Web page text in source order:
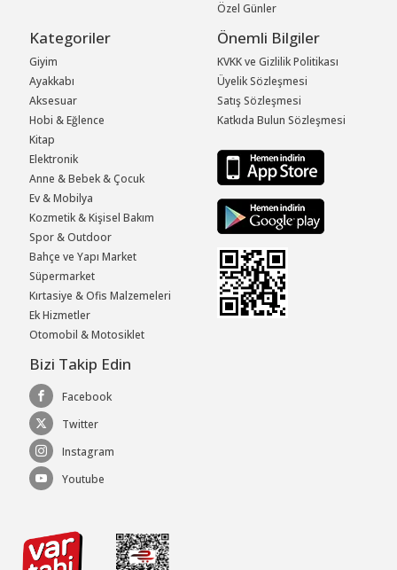
Özel Günler
Kategoriler
Giyim
Ayakkabı
Aksesuar
Hobi & Eğlence
Kitap
Elektronik
Anne & Bebek & Çocuk
Ev & Mobilya
Kozmetik & Kişisel Bakım
Spor & Outdoor
Bahçe ve Yapı Market
Süpermarket
Kırtasiye & Ofis Malzemeleri
Ek Hizmetler
Otomobil & Motosiklet
Önemli Bilgiler
KVKK ve Gizlilik Politikası
Üyelik Sözleşmesi
Satış Sözleşmesi
Katkıda Bulun Sözleşmesi
Bizi Takip Edin
Facebook
Twitter
Instagram
Youtube